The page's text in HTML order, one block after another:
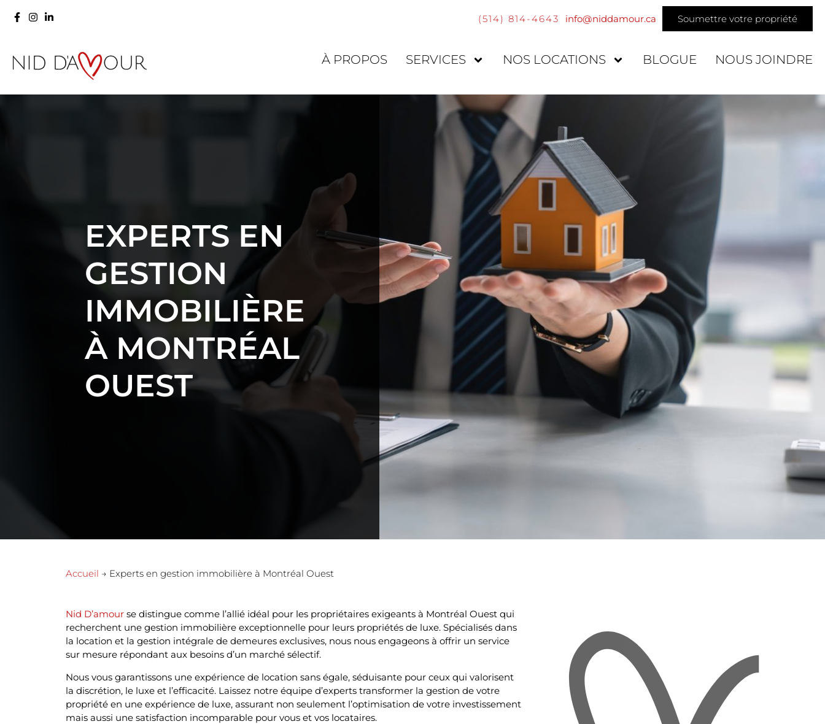
(514) 814-4643 info@niddamour.ca Soumettre votre propriété
À PROPOS SERVICES NOS LOCATIONS BLOGUE NOUS JOINDRE
EXPERTS EN
GESTION
IMMOBILIÈRE
À MONTRÉAL
OUEST
Accueil → Experts en gestion immobilière à Montréal Ouest
Nid D’amour se distingue comme l’allié idéal pour les propriétaires exigeants à Montréal Ouest qui
recherchent une gestion immobilière exceptionnelle pour leurs propriétés de luxe. Spécialisés dans
la location et la gestion intégrale de demeures exclusives, nous nous engageons à offrir un service
sur mesure répondant aux besoins d’un marché sélectif.
Nous vous garantissons une expérience de location sans égale, séduisante pour ceux qui valorisent
la discrétion, le luxe et l’efficacité. Laissez notre équipe d’experts transformer la gestion de votre
propriété en une expérience de luxe, assurant non seulement l’optimisation de votre investissement
mais aussi une satisfaction incomparable pour vous et vos locataires.